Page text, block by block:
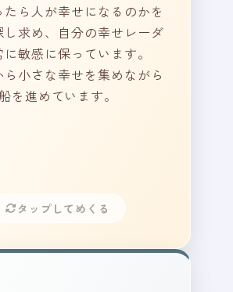
たら人が幸せになるのかを
し求め、自分の幸せレーダ
に敏感に保っています。
小さな幸せを集めながら
を進めています。
タップしてめくる
ポイント！
の中にある小さな幸せに
ままで十分に素敵です。
びを感じていてくださ